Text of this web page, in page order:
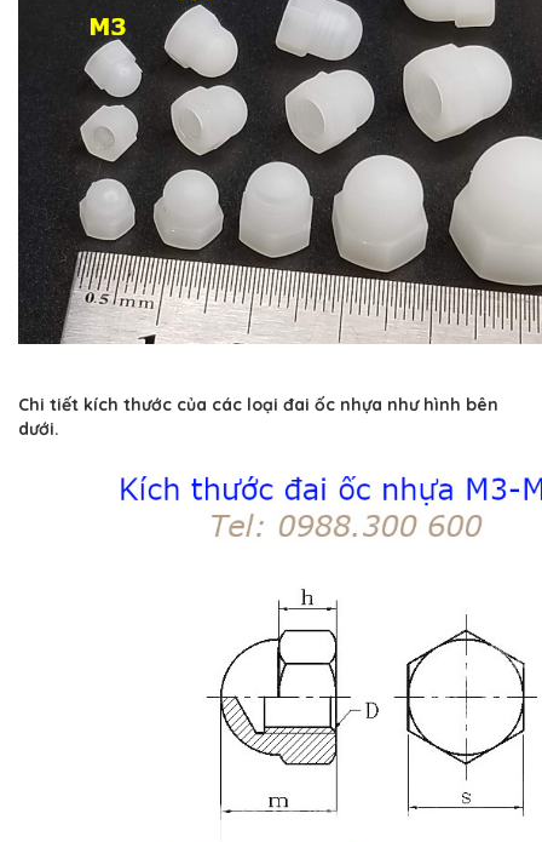
Chi tiết kích thước của các loại đai ốc nhựa như hình bên
dưới.